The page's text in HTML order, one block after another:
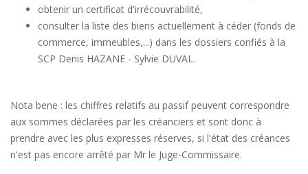
obtenir un certificat d'irrécouvrabilité,
consulter la liste des biens actuellement à céder (fonds de
commerce, immeubles,...) dans les dossiers confiés à la
SCP Denis HAZANE - Sylvie DUVAL.
Nota bene : les chiffres relatifs au passif peuvent correspondre
aux sommes déclarées par les créanciers et sont donc à
prendre avec les plus expresses réserves, si l'état des créances
n'est pas encore arrêté par Mr le Juge-Commissaire.